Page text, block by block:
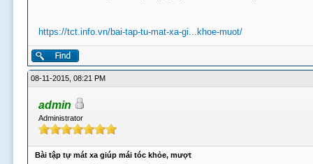
https://tct.info.vn/bai-tap-tu-mat-xa-gi...khoe-muot/
08-11-2015, 08:21 PM
admin
Administrator
Bài tập tự mát xa giúp mái tóc khỏe, mượt